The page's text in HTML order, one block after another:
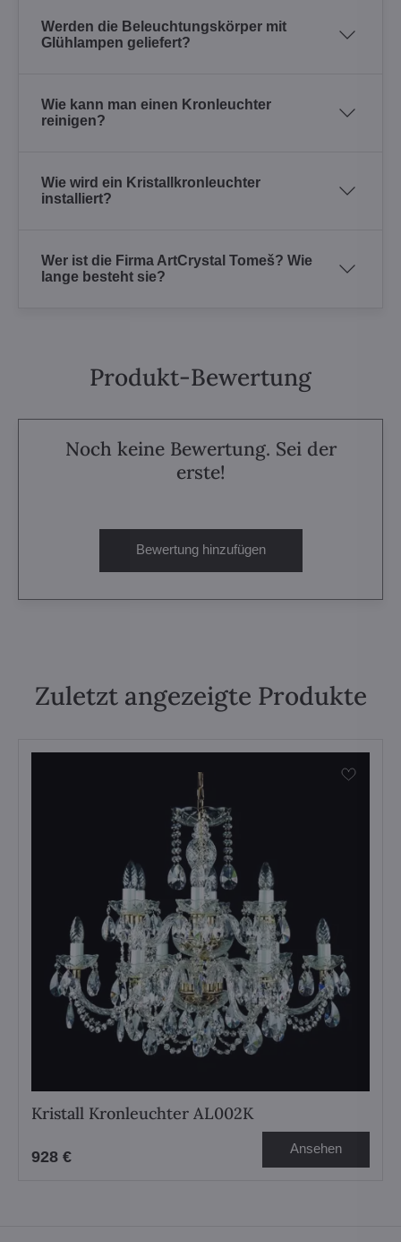
Werden die Beleuchtungskörper mit
Glühlampen geliefert?
Wie kann man einen Kronleuchter
reinigen?
Wie wird ein Kristallkronleuchter
installiert?
Wer ist die Firma ArtCrystal Tomeš? Wie
lange besteht sie?
Produkt-Bewertung
Noch keine Bewertung. Sei der
erste!
Bewertung hinzufügen
Zuletzt angezeigte Produkte
Kristall Kronleuchter AL002K
928 € Ansehen